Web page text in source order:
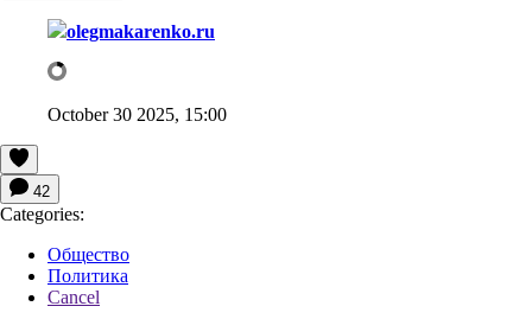
olegmakarenko.ru
October 30 2025, 15:00
42
Categories:
Общество
Политика
Cancel